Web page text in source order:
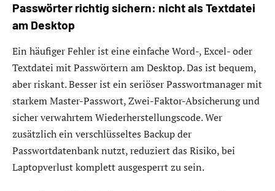
Passwörter richtig sichern: nicht als Textdatei
am Desktop
Ein häufiger Fehler ist eine einfache Word-, Excel- oder
Textdatei mit Passwörtern am Desktop. Das ist bequem,
aber riskant. Besser ist ein seriöser Passwortmanager mit
starkem Master-Passwort, Zwei-Faktor-Absicherung und
sicher verwahrtem Wiederherstellungscode. Wer
zusätzlich ein verschlüsseltes Backup der
Passwortdatenbank nutzt, reduziert das Risiko, bei
Laptopverlust komplett ausgesperrt zu sein.